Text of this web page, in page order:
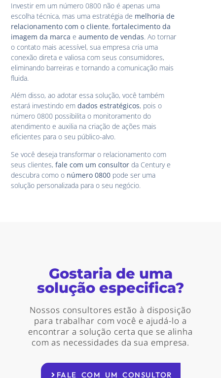
Investir em um número 0800 não é apenas uma
escolha técnica, mas uma estratégia de melhoria de
relacionamento com o cliente,fortalecimento da
imagem da marca eaumento de vendas. Ao tornar
o contato mais acessível, sua empresa cria uma
conexão direta e valiosa com seus consumidores,
eliminando barreiras e tornando a comunicação mais
fluida.
Além disso, ao adotar essa solução, você também
estará investindo emdados estratégicos, pois o
número 0800 possibilita o monitoramento do
atendimento e auxilia na criação de ações mais
eficientes para o seu público-alvo.
Se você deseja transformar o relacionamento com
seus clientes,fale com um consultor da Century e
descubra como o número 0800 pode ser uma
solução personalizada para o seu negócio.
Gostaria de uma
solução especifica?
Nossos consultores estão à disposição
para trabalhar com você e ajudá-lo a
encontrar a solução certa que se alinha
com as necessidades da sua empresa.
FALE COM UM CONSULTOR